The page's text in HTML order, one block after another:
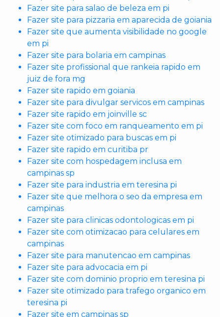
Fazer site para salao de beleza em pi
Fazer site para pizzaria em aparecida de goiania
Fazer site que aumenta visibilidade no google
em pi
Fazer site para bolaria em campinas
Fazer site profissional que rankeia rapido em
juiz de fora mg
Fazer site rapido em goiania
Fazer site para divulgar servicos em campinas
Fazer site rapido em joinville sc
Fazer site com foco em ranqueamento em pi
Fazer site otimizado para buscas em pi
Fazer site rapido em curitiba pr
Fazer site com hospedagem inclusa em
campinas sp
Fazer site para industria em teresina pi
Fazer site que melhora o seo da empresa em
campinas
Fazer site para clinicas odontologicas em pi
Fazer site com otimizacao para celulares em
campinas
Fazer site para manutencao em campinas
Fazer site para advocacia em pi
Fazer site com dominio proprio em teresina pi
Fazer site otimizado para trafego organico em
teresina pi
Fazer site em campinas sp